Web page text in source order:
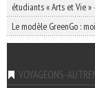
étudiants « Arts et Vie »
Le modèle GreenGo :
VOYAGEONS-